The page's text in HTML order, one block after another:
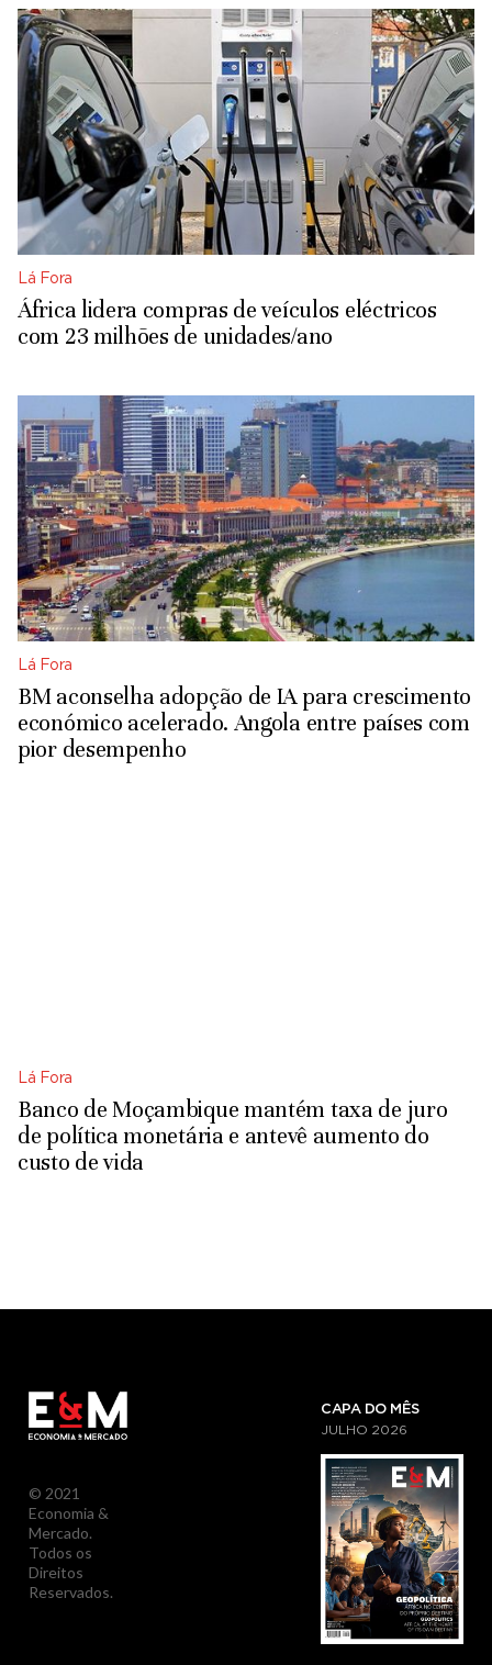
Lá Fora
África lidera compras de veículos eléctricos
com 23 milhões de unidades/ano
Lá Fora
BM aconselha adopção de IA para crescimento
económico acelerado. Angola entre países com
pior desempenho
Lá Fora
Banco de Moçambique mantém taxa de juro
de política monetária e antevê aumento do
custo de vida
© 2021
Economia &
Mercado.
Todos os
Direitos
Reservados.
CAPA DO MÊS
JULHO 2026